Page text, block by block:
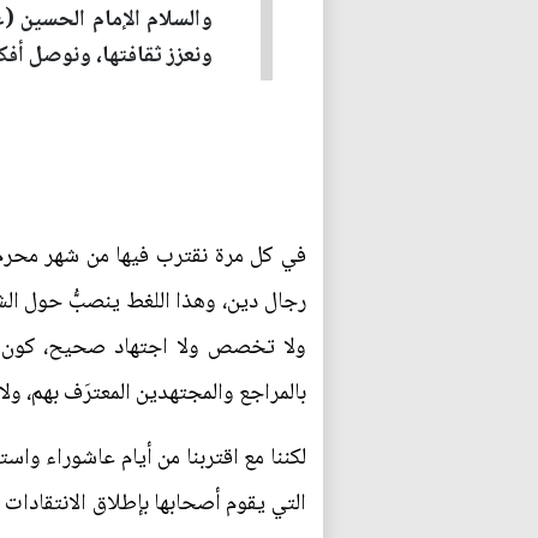
والسلام الإمام الحسين
ونعزز ثقافتها، ونوصل
في كل مرة نقترب فيها من شهر
رجال دين، وهذا اللغط ينصبُّ حول
ولا تخصص ولا اجتهاد صحيح، كون
بالمراجع والمجتهدين المعترَف
لكننا مع اقتربنا من أيام عاشوراء
التي يقوم أصحابها بإطلاق